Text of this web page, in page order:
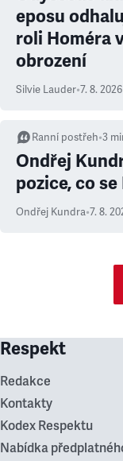
eposu
roli Homéra
obrození
Silvie Lauder•7. 8. 2026
Ranní postřeh•3
Ondřej
pozice, co
Ondřej Kundra•7. 8.
Respekt
Redakce
Kontakty
Kodex Respektu
Nabídka